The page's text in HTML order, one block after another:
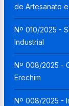
de Artesanato
Nº 010/2025 -
Industrial
Nº 008/2025 -
Erechim
Nº 008/2025 -